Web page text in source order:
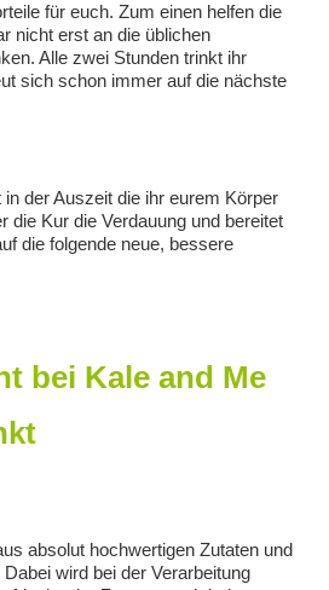
für euch. Zum einen helfen die
nicht erst an die üblichen
Alle zwei Stunden trinkt ihr
sich schon immer auf die nächste
in der Auszeit die ihr eurem Körper
die Kur die Verdauung und bereitet
die folgende neue, bessere
bei Kale and Me
absolut hochwertigen Zutaten und
wird bei der Verarbeitung